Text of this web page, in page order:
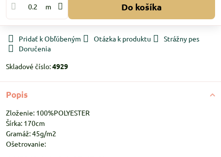
m Do košíka
Pridať k Obľúbeným Otázka k produktu
Strážny pes
Doručenia
Skladové číslo:4929
Popis
Zloženie: 100%POLYESTER
Šírka: 170cm
Gramáž: 45g/m2
Ošetrovanie: